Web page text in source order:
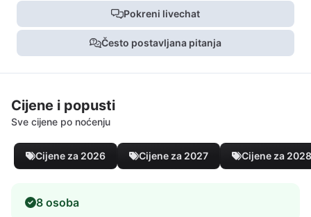
Pokreni livechat
Često postavljana pitanja
Cijene i popusti
Sve cijene po noćenju
Cijene za 2026 Cijene za 2027 Cijene za 2028
8 osoba